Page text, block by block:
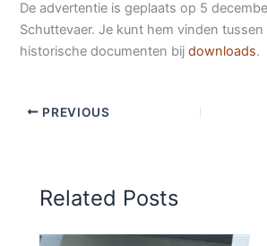
De advertentie is geplaats op 5
Schuttevaer. Je kunt hem vinden tussen
historische documenten bijdownloads.
PREVIOUS
Related Posts